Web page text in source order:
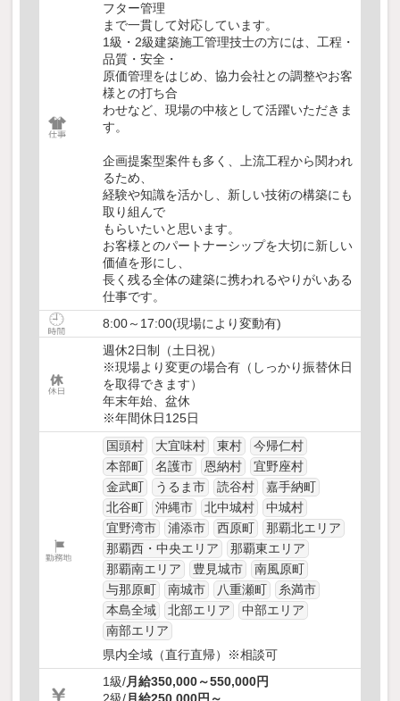
フター管理
まで一貫して対応しています。
1級・2級建築施工管理技士の方には、工程・
品質・安全・
原価管理をはじめ、協力会社との調整やお客
様との打ち合
わせなど、現場の中核として活躍いただきま
す。
企画提案型案件も多く、上流工程から関われ
るため、
経験や知識を活かし、新しい技術の構築にも
取り組んで
もらいたいと思います。
お客様とのパートナーシップを大切に新しい
価値を形にし、
長く残る全体の建築に携われるやりがいある
仕事です。
8:00～17:00(現場により変動有)
週休2日制（土日祝）
※現場より変更の場合有（しっかり振替休日
を取得できます）
年末年始、盆休
※年間休日125日
国頭村
大宜味村 東村
今帰仁村
本部町
名護市 恩納村
宜野座村
金武町
うるま市 読谷村
嘉手納町
北谷町
沖縄市 北中城村
中城村
宜野湾市
浦添市 西原町
那覇北エリア
那覇西・中央エリア
那覇東エリア
那覇南エリア
豊見城市
南風原町
与那原町
南城市 八重瀬町
糸満市
本島全域
北部エリア
中部エリア
南部エリア
県内全域（直行直帰）※相談可
1級/月給350,000～550,000円